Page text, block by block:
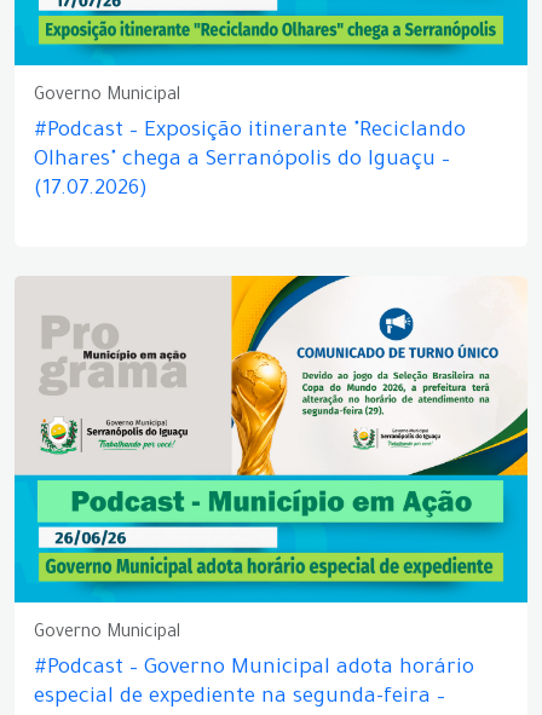
Governo Municipal
#Podcast – Exposição itinerante "Reciclando
Olhares" chega a Serranópolis do Iguaçu –
(17.07.2026)
Governo Municipal
#Podcast – Governo Municipal adota horário
especial de expediente na segunda-feira –